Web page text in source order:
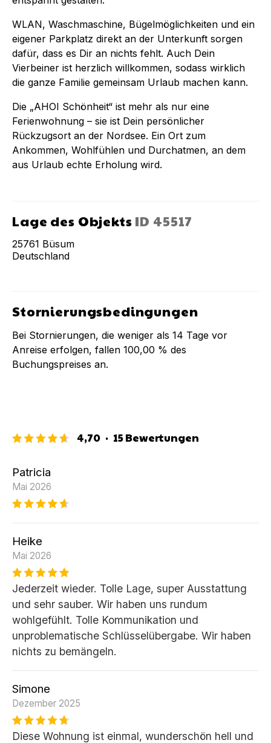
WLAN, Waschmaschine, Bügelmöglichkeiten und ein
eigener Parkplatz direkt an der Unterkunft sorgen
dafür, dass es Dir an nichts fehlt. Auch Dein
Vierbeiner ist herzlich willkommen, sodass wirklich
die ganze Familie gemeinsam Urlaub machen kann.
Die „AHOI Schönheit“ ist mehr als nur eine
Ferienwohnung – sie ist Dein persönlicher
Rückzugsort an der Nordsee. Ein Ort zum
Ankommen, Wohlfühlen und Durchatmen, an dem
aus Urlaub echte Erholung wird.
Lage des Objekts ID 45517
25761 Büsum
Deutschland
Stornierungsbedingungen
Bei Stornierungen, die weniger als 14 Tage vor
Anreise erfolgen, fallen 100,00 % des
Buchungspreises an.
4,70 · 15Bewertungen
Patricia
Mai 2026
Heike
Mai 2026
Jederzeit wieder. Tolle Lage, super Ausstattung
und sehr sauber. Wir haben uns rundum
wohlgefühlt. Tolle Kommunikation und
unproblematische Schlüsselübergabe. Wir haben
nichts zu bemängeln.
Simone
Dezember 2025
Diese Wohnung ist einmal, wunderschön hell und